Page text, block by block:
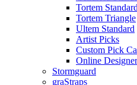
Tortem Standard
Tortem Triangle
Ultem Standard
Artist Picks
Custom Pick
Online
Stormguard
graStraps